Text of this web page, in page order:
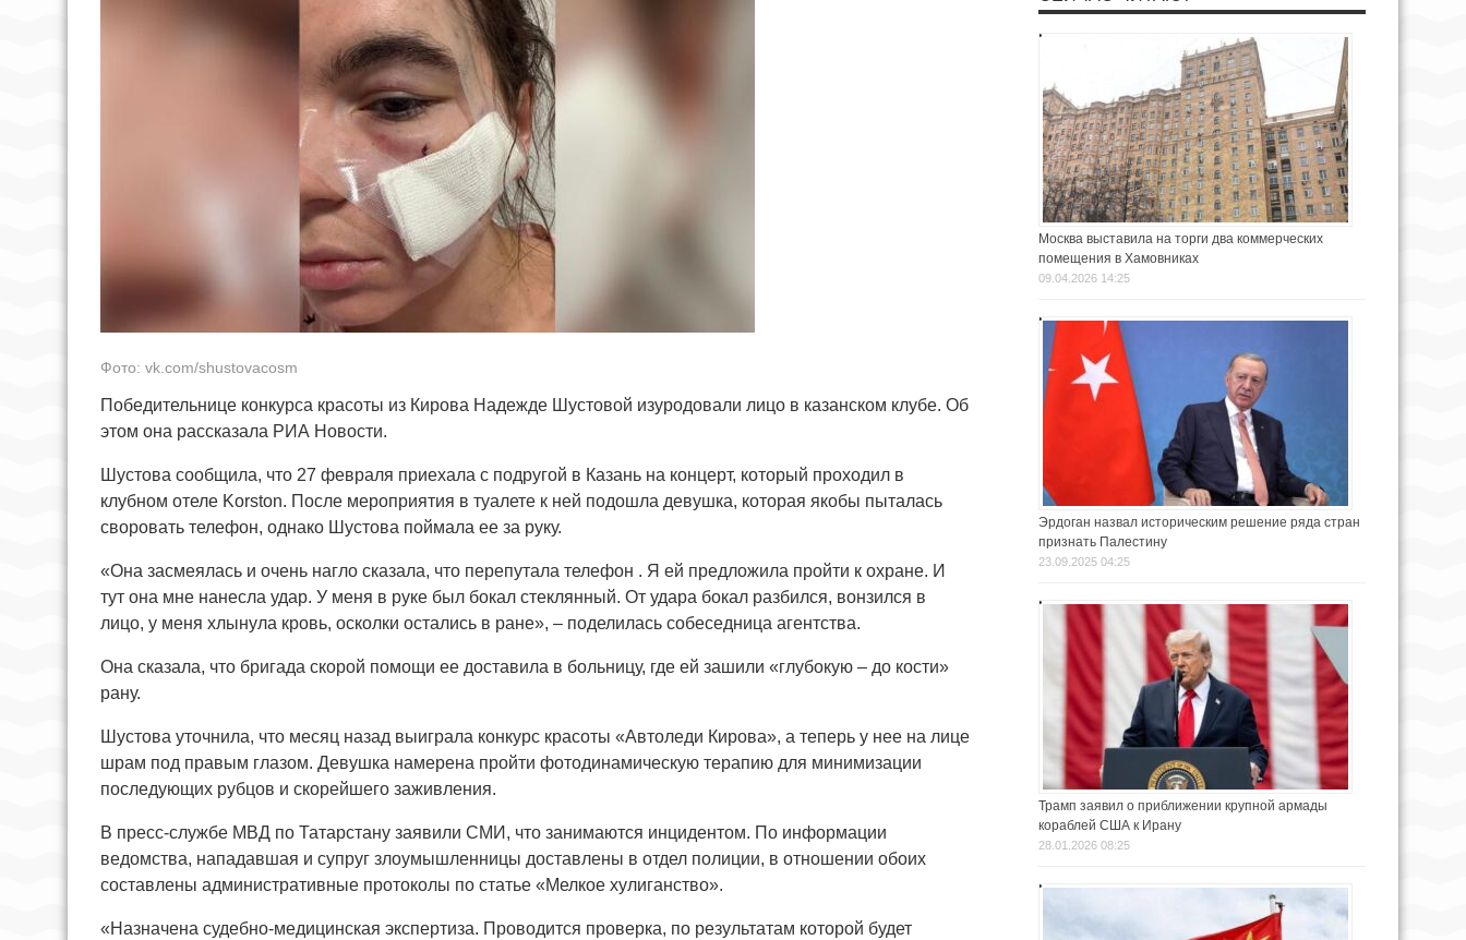
Фото: vk.com/shustovacosm
Победительнице конкурса красоты из Кирова Надежде Шустовой изуродовали лицо в казанском клубе. Об
этом она рассказала РИА Новости.
Шустова сообщила, что 27 февраля приехала с подругой в Казань на концерт, который проходил в
клубном отеле Korston. После мероприятия в туалете к ней подошла девушка, которая якобы пыталась
своровать телефон, однако Шустова поймала ее за руку.
«Она засмеялась и очень нагло сказала, что перепутала телефон . Я ей предложила пройти к охране. И
тут она мне нанесла удар. У меня в руке был бокал стеклянный. От удара бокал разбился, вонзился в
лицо, у меня хлынула кровь, осколки остались в ране», – поделилась собеседница агентства.
Она сказала, что бригада скорой помощи ее доставила в больницу, где ей зашили «глубокую – до кости»
рану.
Шустова уточнила, что месяц назад выиграла конкурс красоты «Автоледи Кирова», а теперь у нее на лице
шрам под правым глазом. Девушка намерена пройти фотодинамическую терапию для минимизации
последующих рубцов и скорейшего заживления.
В пресс-службе МВД по Татарстану заявили СМИ, что занимаются инцидентом. По информации
ведомства, нападавшая и супруг злоумышленницы доставлены в отдел полиции, в отношении обоих
составлены административные протоколы по статье «Мелкое хулиганство».
«Назначена судебно-медицинская экспертиза. Проводится проверка, по результатам которой будет
Москва выставила на торги два коммерческих
помещения в Хамовниках
09.04.2026 14:25
Эрдоган назвал историческим решение ряда стран
признать Палестину
23.09.2025 04:25
Трамп заявил о приближении крупной армады
кораблей США к Ирану
28.01.2026 08:25